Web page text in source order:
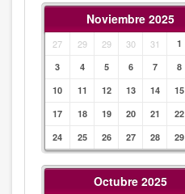
Noviembre 2025
27 29 29 30 31 1
3
4 5 6 7 8
10
11 12 13 14 15
17
18 19 20 21 22
24
25 26 27 28 29
Octubre 2025